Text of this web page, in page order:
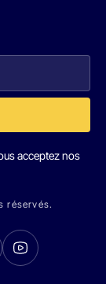
acceptez nos
réservés.